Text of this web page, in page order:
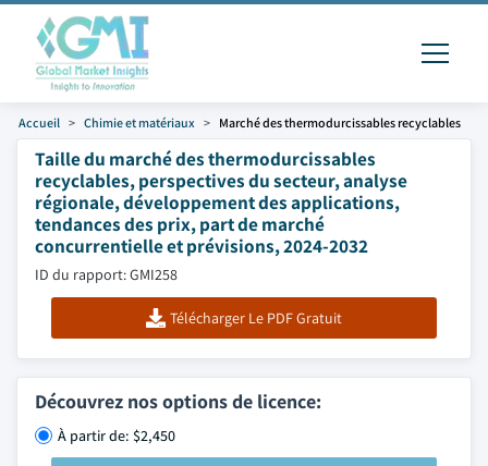
Accueil Chimie et matériaux Marché des thermodurcissables recyclables
Taille du marché des thermodurcissables
recyclables, perspectives du secteur, analyse
régionale, développement des applications,
tendances des prix, part de marché
concurrentielle et prévisions, 2024-2032
ID du rapport: GMI258
Télécharger Le PDF Gratuit
Découvrez nos options de licence:
À partir de: $2,450